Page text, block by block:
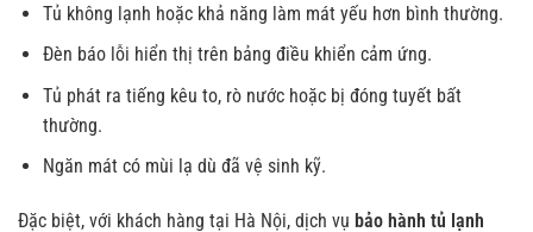
Tủ không lạnh hoặc khả năng làm mát yếu hơn bình thường.
Đèn báo lỗi hiển thị trên bảng điều khiển cảm ứng.
Tủ phát ra tiếng kêu to, rò nước hoặc bị đóng tuyết bất
thường.
Ngăn mát có mùi lạ dù đã vệ sinh kỹ.
Đặc biệt, với khách hàng tại Hà Nội, dịch vụ bảo hành tủ lạnh